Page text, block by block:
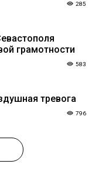
285
грамотности
583
тревога
796